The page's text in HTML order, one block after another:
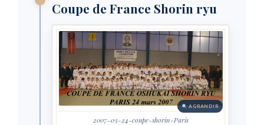
Coupe de France Shorin ryu
AGRANDIR
2007-03-24-coupe-shorin-Paris